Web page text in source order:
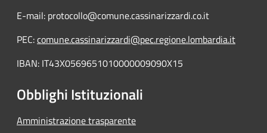
E-mail: protocollo@comune.cassinarizzardi.co.it
PEC:comune.cassinarizzardi@pec.regione.lombardia.it
IBAN: IT43X0569651010000009090X15
Obblighi Istituzionali
Amministrazione trasparente